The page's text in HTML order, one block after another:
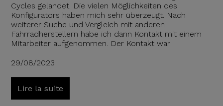
Cycles gelandet. Die vielen Möglichkeiten des
Konfigurators haben mich sehr überzeugt. Nach
weiterer Suche und Vergleich mit anderen
Fahrradherstellern habe ich dann Kontakt mit einem
Mitarbeiter aufgenommen. Der Kontakt war
29/08/2023
Lire la suite